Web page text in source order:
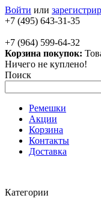
Войти или
+7 (495) 643-31-35
+7 (964) 599-64-32
Корзина покупок:
Ничего не куплено!
Поиск
Ремешки
Акции
Корзина
Контакты
Доставка
Категории